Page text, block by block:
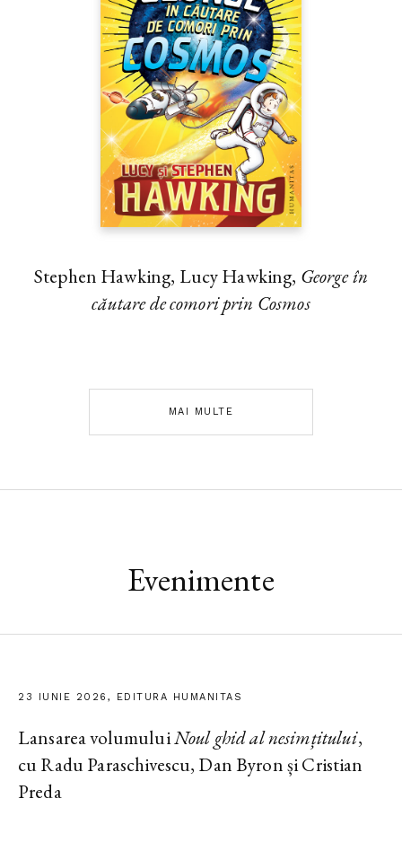
Stephen Hawking, Lucy Hawking, George în
căutare de comori prin Cosmos
MAI MULTE
Evenimente
23 IUNIE 2026, EDITURA HUMANITAS
Lansarea volumuluiNoul ghid al nesimțitului,
cu Radu Paraschivescu, Dan Byron și Cristian
Preda